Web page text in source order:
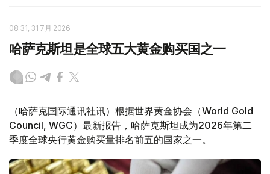
08:31, 31 7月 2026
哈萨克斯坦是全球五大黄金购买国之一
（哈萨克国际通讯社讯）根据世界黄金协会（World Gold
Council, WGC）最新报告，哈萨克斯坦成为2026年第二
季度全球央行黄金购买量排名前五的国家之一。